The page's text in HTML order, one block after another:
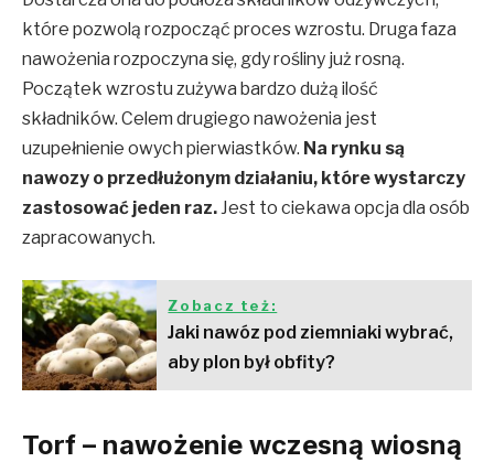
które pozwolą rozpocząć proces wzrostu. Druga faza
nawożenia rozpoczyna się, gdy rośliny już rosną.
Początek wzrostu zużywa bardzo dużą ilość
składników. Celem drugiego nawożenia jest
uzupełnienie owych pierwiastków. Na rynku są
nawozy o przedłużonym działaniu, które wystarczy
zastosować jeden raz.Jest to ciekawa opcja dla osób
zapracowanych.
Zobacz też:
Jaki nawóz pod ziemniaki wybrać,
aby plon był obfity?
Torf – nawożenie wczesną wiosną